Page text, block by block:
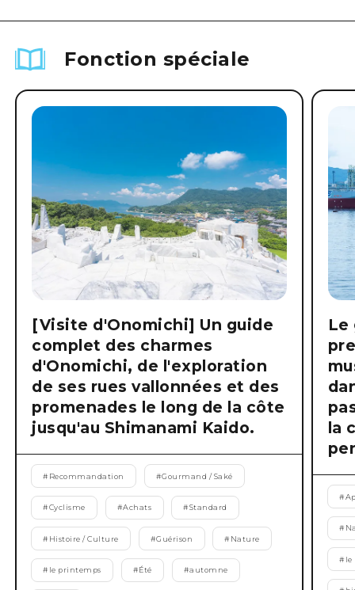
Fonction spéciale
[Visite d'Onomichi] Un guide
complet des charmes
d'Onomichi, de l'exploration
de ses rues vallonnées et des
promenades le long de la côte
jusqu'au Shimanami Kaido.
# Recommandation #Gourmand / Saké
#Cyclisme #Achats #Standard
# Histoire / Culture #Guérison # Nature
# le printemps #Été #automne
Le
la
#
#
# le